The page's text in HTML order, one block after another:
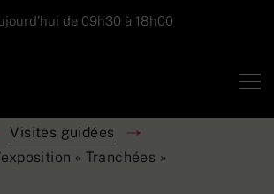
de 09h30 à 18h00
Visites guidées
« Tranchées »